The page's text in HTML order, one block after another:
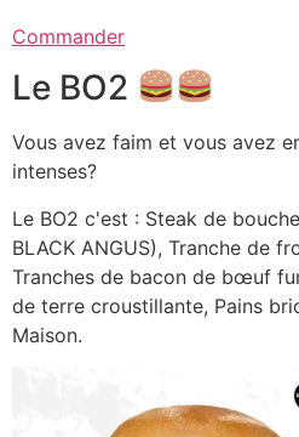
Commander
Le BO2
Vous avez faim et vous avez
intenses?
Le BO2 c'est : Steak de
BLACK ANGUS), Tranche de
Tranches de bacon de bœuf
de terre croustillante, Pains
Maison.